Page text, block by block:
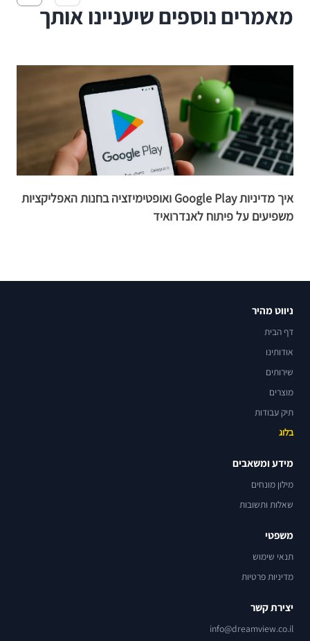
מאמרים נוספים שיעניינו אותך
איך מדיניות Google Play ואופטימיזציה בחנות האפליקציות
משפיעים על פיתוח לאנדרואיד
ניווט מהיר
דף הבית
אודותינו
שירותים
מוצרים
תיק עבודות
בלוג
מידע ומשאבים
מילון מונחים
שאלות ותשובות
משפטי
תנאי שימוש
מדיניות פרטיות
יצירת קשר
info@dreamview.co.il